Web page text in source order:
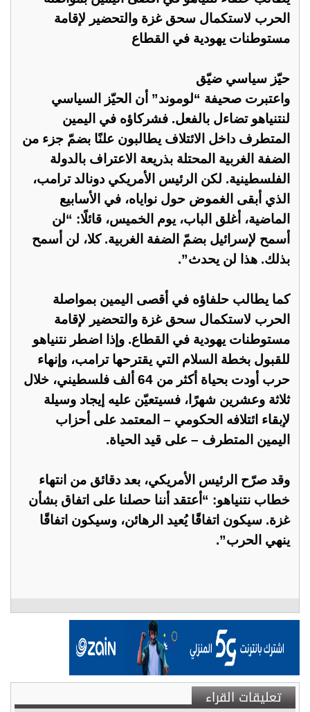
الحرب لاستكمال سحق غزة والتحضير لإقامة
مستوطنات يهودية في القطاع
حيّز سياسي ضيّق
واعتبرت صحيفة “لوموند” أن الحيّز السياسي
لنتنياهو تضاءل بالفعل. فشركاؤه في اليمين
المتطرف داخل الائتلاف يطالبون علنًا بضمّ جزء من
الضفة الغربية المحتلة بذريعة الاعتراف بالدولة
الفلسطينية. لكن الرئيس الأمريكي دونالد ترامب،
الذي أبقى الغموض حول نواياه، في الأسابيع
الماضية، أغلق الباب، يوم الخميس، قائلًا: “لن
أسمح لإسرائيل بضمّ الضفة الغربية. كلا، لن أسمح
بذلك. هذا لن يحدث”.
كما يطالب حلفاؤه في أقصى اليمين بمواصلة
الحرب لاستكمال سحق غزة والتحضير لإقامة
مستوطنات يهودية في القطاع. وإذا اضطر نتنياهو
للقبول بخطة السلام التي يقترحها ترامب، وإنهاء
حرب أودت بحياة أكثر من 64 ألف فلسطيني، خلال
ثلاثة وعشرين شهرًا، فسيتعيّن عليه إيجاد وسيلة
لإبقاء ائتلافه الحكومي – المعتمد على أحزاب
اليمين المتطرف – على قيد الحياة.
وقد صرّح الرئيس الأمريكي، بعد دقائق من انتهاء
خطاب نتنياهو: “أعتقد أننا حصلنا على اتفاق بشأن
غزة. سيكون اتفاقًا يُعيد الرهائن، وسيكون اتفاقًا
ينهي الحرب”.
تعليقات القراء